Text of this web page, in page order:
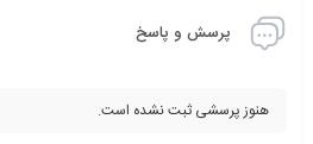
پرسش و پاسخ
هنوز پرسشی ثبت نشده است.